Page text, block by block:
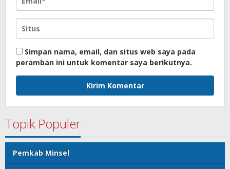
Simpan nama, email, dan situs web saya pada
peramban ini untuk komentar saya berikutnya.
Topik Populer
Pemkab Minsel